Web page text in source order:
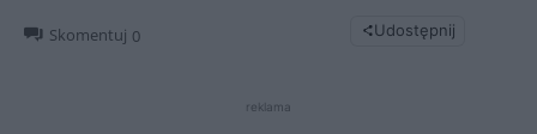
Skomentuj 0 Udostępnij
reklama